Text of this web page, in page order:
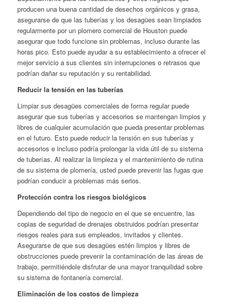
producen una buena cantidad de desechos orgánicos y grasa,
asegurarse de que las tuberías y los desagües sean limpiados
regularmente por un plomero comercial de Houston puede
asegurar que todo funcione sin problemas, incluso durante las
horas pico. Esto puede ayudar a su establecimiento a ofrecer el
mejor servicio a sus clientes sin interrupciones o retrasos que
podrían dañar su reputación y su rentabilidad.
Reducir la tensión en las tuberías
Limpiar sus desagües comerciales de forma regular puede
asegurar que sus tuberías y accesorios se mantengan limpios y
libres de cualquier acumulación que pueda presentar problemas
en el futuro. Esto puede reducir la tensión en sus tuberías y
accesorios e incluso podría prolongar la vida útil de su sistema
de tuberías. Al realizar la limpieza y el mantenimiento de rutina
de su sistema de plomería, usted puede prevenir las fugas que
podrían conducir a problemas más serios.
Protección contra los riesgos biológicos
Dependiendo del tipo de negocio en el que se encuentre, las
copias de seguridad de drenajes obstruidos podrían presentar
riesgos reales para sus empleados, invitados y clientes.
Asegurarse de que sus desagües estén limpios y libres de
obstrucciones puede prevenir la contaminación de las áreas de
trabajo, permitiéndole disfrutar de una mayor tranquilidad sobre
su sistema de fontanería comercial.
Eliminación de los costos de limpieza